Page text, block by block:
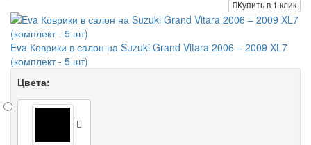
Купить в 1 клик
Eva Коврики в салон на Suzuki Grand Vitara 2006 – 2009 XL7
(комплект - 5 шт)
Цвета: